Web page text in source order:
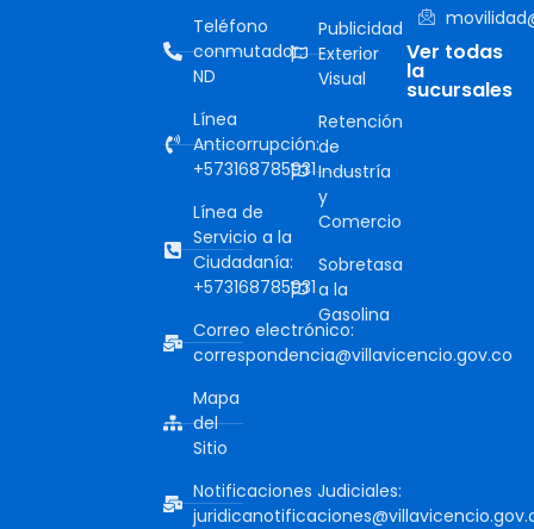
Teléfono
conmutador:
ND
Línea
Anticorrupción:
+573168785931
Línea de
Servicio a la
Ciudadanía:
+573168785931
Correo electrónico:
correspondencia@villavicencio.gov.co
Mapa
del
Sitio
Notificaciones Judiciales:
Publicidad
Exterior
Visual
Retención
de
Industría
y
Comercio
Sobretasa
a la
Gasolina
Ver todas
la
sucursales